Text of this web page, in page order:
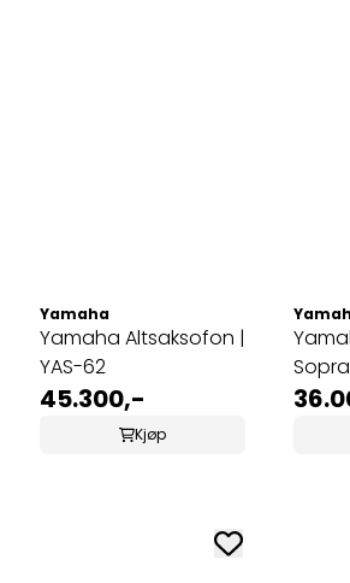
Yamaha
Yamaha Altsaksofon |
YAS-62
45.300,-
Kjøp
YSS-